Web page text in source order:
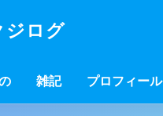
ジログ
雑記 プロフィール